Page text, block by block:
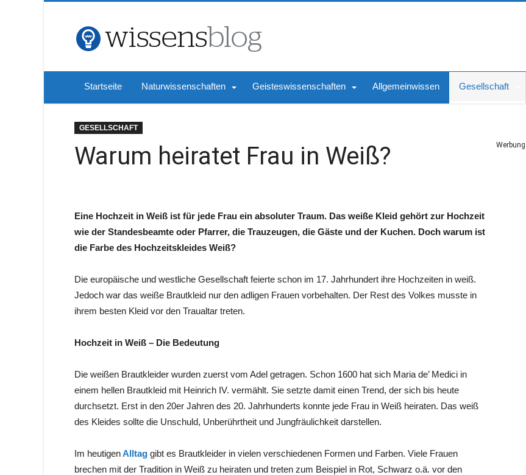
Startseite Naturwissenschaften Geisteswissenschaften Allgemeinwissen Gesellschaft
GESELLSCHAFT
Warum heiratet Frau in Weiß? Werbung
Eine Hochzeit in Weiß ist für jede Frau ein absoluter Traum. Das weiße Kleid gehört zur Hochzeit
wie der Standesbeamte oder Pfarrer, die Trauzeugen, die Gäste und der Kuchen. Doch warum ist
die Farbe des Hochzeitskleides Weiß?
Die europäische und westliche Gesellschaft feierte schon im 17. Jahrhundert ihre Hochzeiten in weiß.
Jedoch war das weiße Brautkleid nur den adligen Frauen vorbehalten. Der Rest des Volkes musste in
ihrem besten Kleid vor den Traualtar treten.
Hochzeit in Weiß – Die Bedeutung
Die weißen Brautkleider wurden zuerst vom Adel getragen. Schon 1600 hat sich Maria de’ Medici in
einem hellen Brautkleid mit Heinrich IV. vermählt. Sie setzte damit einen Trend, der sich bis heute
durchsetzt. Erst in den 20er Jahren des 20. Jahrhunderts konnte jede Frau in Weiß heiraten. Das weiß
des Kleides sollte die Unschuld, Unberührtheit und Jungfräulichkeit darstellen.
Im heutigenAlltag gibt es Brautkleider in vielen verschiedenen Formen und Farben. Viele Frauen
brechen mit der Tradition in Weiß zu heiraten und treten zum Beispiel in Rot, Schwarz o.ä. vor den